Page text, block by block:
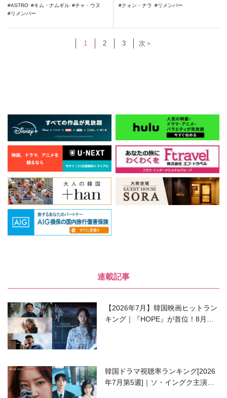
ASTRO キム・ナムギル
チャ・ウヌ
リメンバー
クォン・ナラ リメンバー
1 2 3 次＞
連載記事
【2026年7月】韓国映画ヒットラン
キング｜『HOPE』が首位！8月公
韓国ドラマ視聴率ランキング[2026
年7月第5週]｜ソ・イングク主演の